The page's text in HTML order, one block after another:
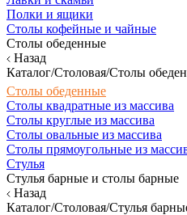
Полки и ящики
Столы кофейные и чайные
Столы обеденные
Назад
Каталог/Столовая/Столы
Столы обеденные
Столы квадратные из массива
Столы круглые из массива
Столы овальные из массива
Столы прямоугольные из
Стулья
Стулья барные и столы барные
Назад
Каталог/Столовая/Стулья